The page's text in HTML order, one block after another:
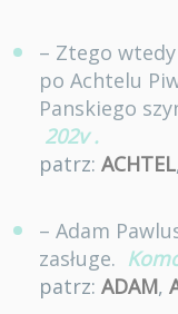
– Ztego
po Achtelu
Panskiego
202v .
patrz: ACHTEL
– Adam
zasługe.
patrz: ADAM,